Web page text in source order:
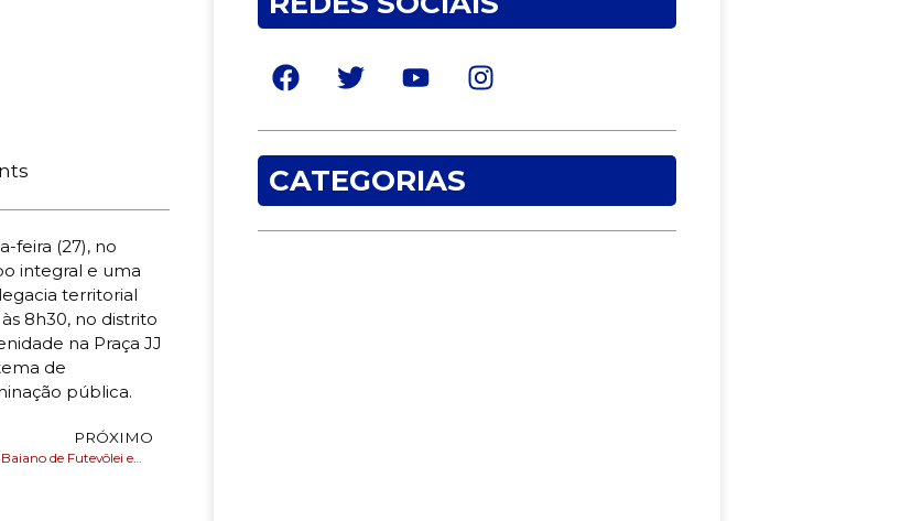
feira (27), no
integral e uma
territorial
8h30, no distrito
na Praça JJ
de
pública.
PRÓXIMO
Find Weekend: Campeonato Baiano de Futevôlei em Lauro de Freitas – Muito Mais que um Campeonato
CATEGORIAS